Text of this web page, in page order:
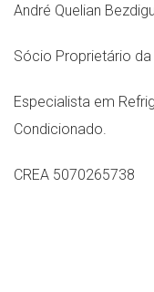
André Quelian
Sócio Proprietário da
Especialista em
Condicionado.
CREA 5070265738